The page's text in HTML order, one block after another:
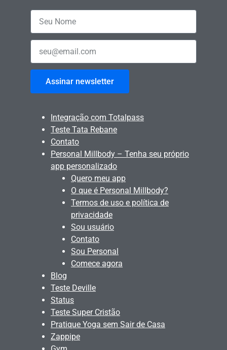
Assinar newsletter
Integração com Totalpass
Teste Tata Rebane
Contato
Personal Millbody – Tenha seu próprio
app personalizado
Quero meu app
O que é Personal Millbody?
Termos de uso e política de
privacidade
Sou usuário
Contato
Sou Personal
Comece agora
Blog
Teste Deville
Status
Teste Super Cristão
Pratique Yoga sem Sair de Casa
Zappipe